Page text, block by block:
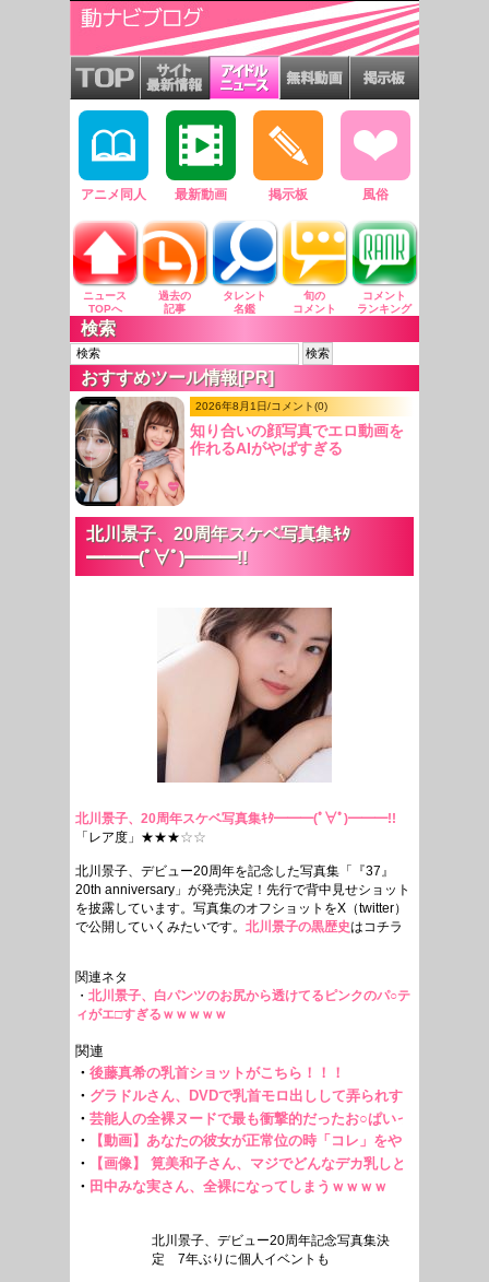
アニメ同人 最新動画 掲示板 風俗
ニュース
TOPへ
過去の
記事
タレント
名鑑
旬の
コメント
コメント
ランキング
検索
おすすめツール情報[PR]
2026年8月1日/コメント(0)
知り合いの顔写真でエロ動画を
作れるAIがやばすぎる
北川景子、20周年スケベ写真集ｷﾀ
━━━(ﾟ∀ﾟ)━━━!!
北川景子、20周年スケベ写真集ｷﾀ━━━(ﾟ∀ﾟ)━━━!!
「レア度」★★★☆☆
北川景子、デビュー20周年を記念した写真集「『37』
20th anniversary」が発売決定！先行で背中見せショット
を披露しています。写真集のオフショットをX（twitter）
で公開していくみたいです。 北川景子の黒歴史はコチラ
関連ネタ
・ 北川景子、白パンツのお尻から透けてるピンクのパ○テ
ィがエ□すぎるｗｗｗｗｗ
北川景子、デビュー20周年記念写真集決
定 7年ぶりに個人イベントも